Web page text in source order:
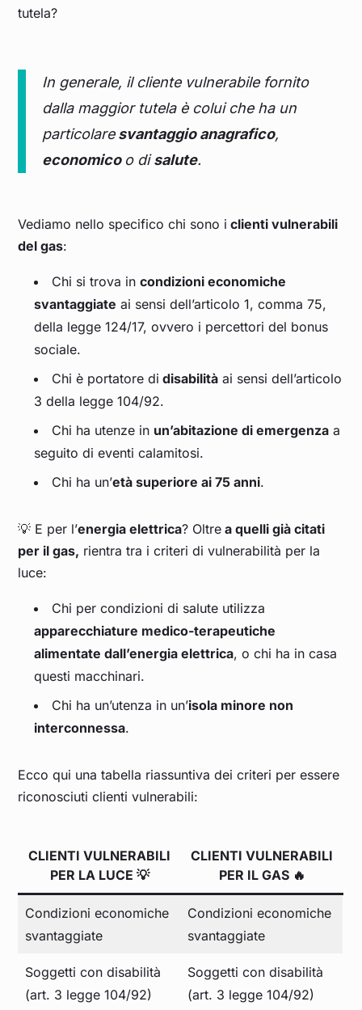
tutela?
In generale, il cliente vulnerabile fornito
dalla maggior tutela è colui che ha un
particolaresvantaggio anagrafico,
economico o disalute.
Vediamo nello specifico chi sono i clienti vulnerabili
del gas:
Chi si trova incondizioni economiche
svantaggiate ai sensi dell’articolo 1, comma 75,
della legge 124/17, ovvero i percettori del bonus
sociale.
Chi è portatore di disabilità ai sensi dell’articolo
3 della legge 104/92.
Chi ha utenze in un’abitazione di emergenza a
seguito di eventi calamitosi.
Chi ha un’età superiore ai 75 anni.
💡 E per l’energia elettrica? Oltre a quelli già citati
per il gas, rientra tra i criteri di vulnerabilità per la
luce:
Chi per condizioni di salute utilizza
apparecchiature medico-terapeutiche
alimentate dall’energia elettrica, o chi ha in casa
questi macchinari.
Chi ha un’utenza in un’isola minore non
interconnessa.
Ecco qui una tabella riassuntiva dei criteri per essere
riconosciuti clienti vulnerabili:
CLIENTI VULNERABILI
PER LA LUCE 💡
CLIENTI VULNERABILI
PER IL GAS 🔥​
Condizioni economiche
svantaggiate
Condizioni economiche
svantaggiate
Soggetti con disabilità
(art. 3 legge 104/92)
Soggetti con disabilità
(art. 3 legge 104/92)